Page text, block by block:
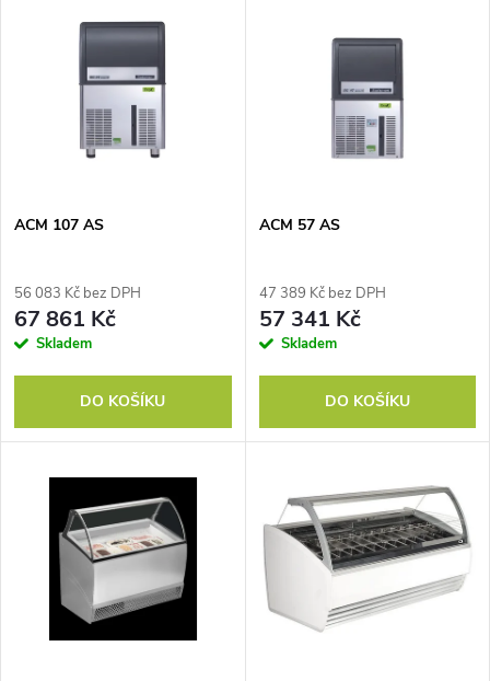
p
r
o
u
Nejprodávanější
Abecedně
s
r
o
d
ACM 107 AS
56 083 Kč bez DPH
67 861 Kč
Skladem
DO KOŠÍKU
ACM 57 AS
47 389 Kč bez DPH
57 341 Kč
Skladem
DO KOŠÍKU